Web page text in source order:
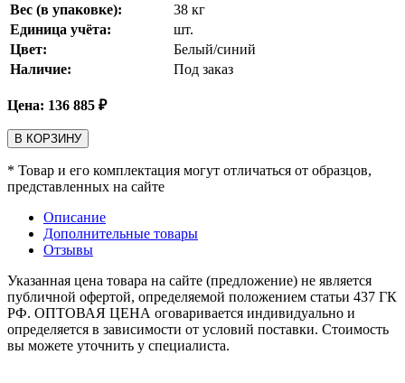
Вес (в упаковке):
38 кг
Единица учёта:
шт.
Цвет:
Белый/синий
Наличие:
Под заказ
Цена: 136 885 ₽
В КОРЗИНУ
* Товар и его комплектация могут отличаться от образцов,
представленных на сайте
Описание
Дополнительные товары
Отзывы
Указанная цена товара на сайте (предложение) не является
публичной офертой, определяемой положением статьи 437 ГК
РФ. ОПТОВАЯ ЦЕНА оговаривается индивидуально и
определяется в зависимости от условий поставки. Стоимость
вы можете уточнить у специалиста.